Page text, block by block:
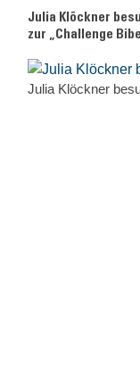
Julia Klöckner
zur „Challenge
Julia Klöckner